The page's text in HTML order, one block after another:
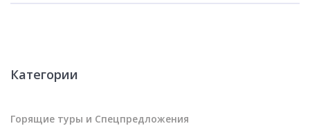
Категории
Горящие туры и Спецпредложения